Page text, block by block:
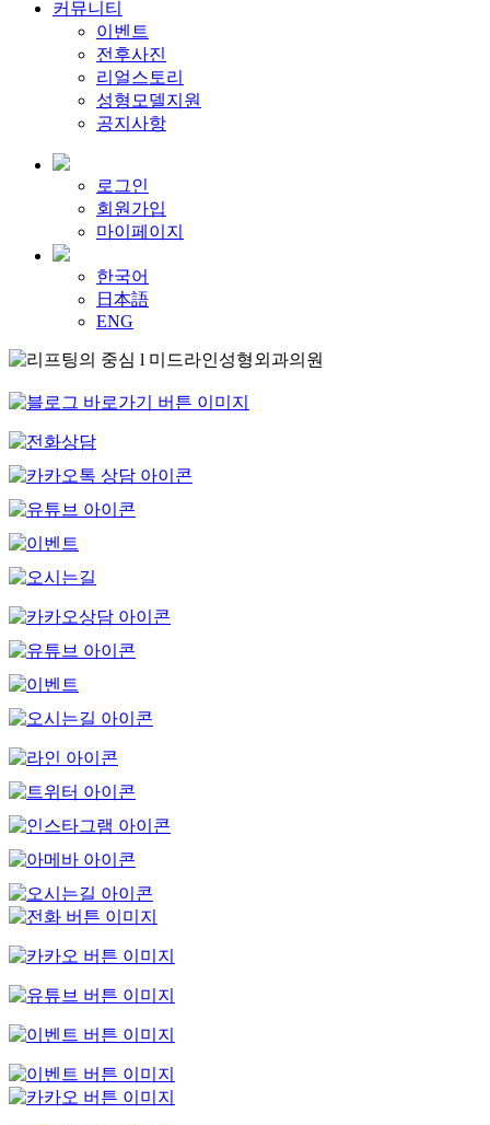
커뮤니티
이벤트
전후사진
리얼스토리
성형모델지원
공지사항
로그인
회원가입
마이페이지
한국어
日本語
ENG